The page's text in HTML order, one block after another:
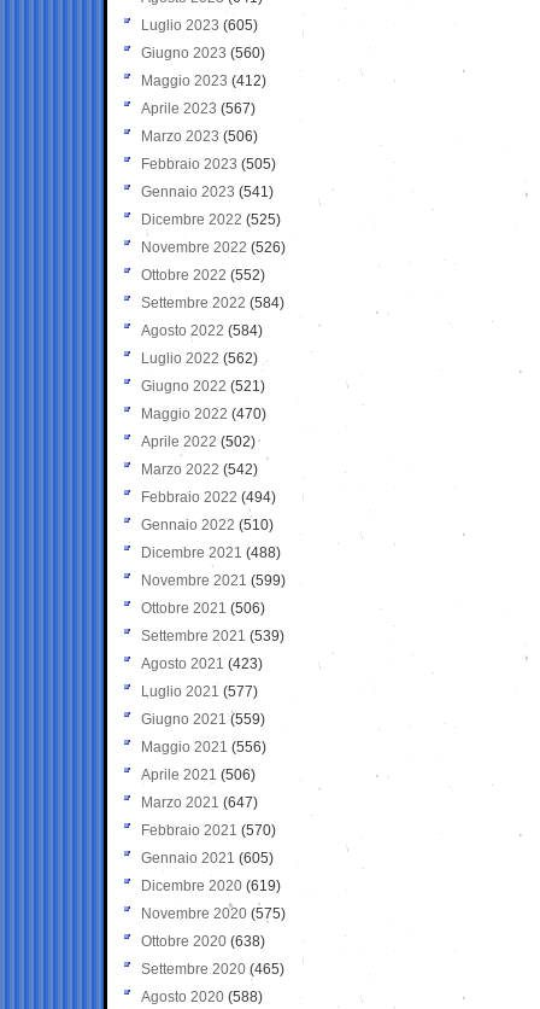
Luglio 2023 (605)
Giugno 2023 (560)
Maggio 2023 (412)
Aprile 2023 (567)
Marzo 2023 (506)
Febbraio 2023 (505)
Gennaio 2023 (541)
Dicembre 2022 (525)
Novembre 2022 (526)
Ottobre 2022 (552)
Settembre 2022 (584)
Agosto 2022 (584)
Luglio 2022 (562)
Giugno 2022 (521)
Maggio 2022 (470)
Aprile 2022 (502)
Marzo 2022 (542)
Febbraio 2022 (494)
Gennaio 2022 (510)
Dicembre 2021 (488)
Novembre 2021 (599)
Ottobre 2021 (506)
Settembre 2021 (539)
Agosto 2021 (423)
Luglio 2021 (577)
Giugno 2021(559)
Maggio 2021 (556)
Aprile 2021 (506)
Marzo 2021 (647)
Febbraio 2021 (570)
Gennaio 2021 (605)
Dicembre 2020 (619)
Novembre 2020 (575)
Ottobre 2020 (638)
Settembre 2020(465)
Agosto 2020 (588)